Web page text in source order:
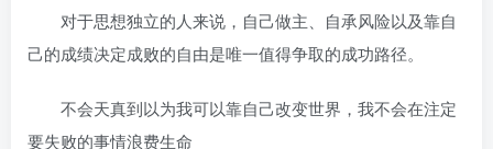
对于思想独立的人来说，自己做主、自承风险以及靠自
己的成绩决定成败的自由是唯一值得争取的成功路径。
不会天真到以为我可以靠自己改变世界，我不会在注定
要失败的事情浪费生命